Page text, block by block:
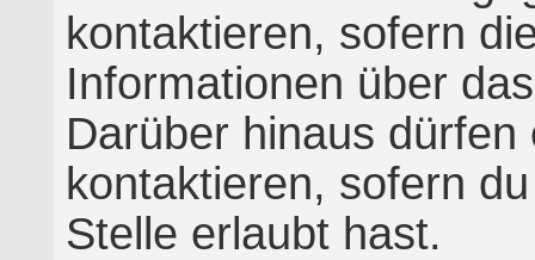
kontaktieren, sofern
Informationen über
Darüber hinaus
kontaktieren, sofern
Stelle erlaubt hast.